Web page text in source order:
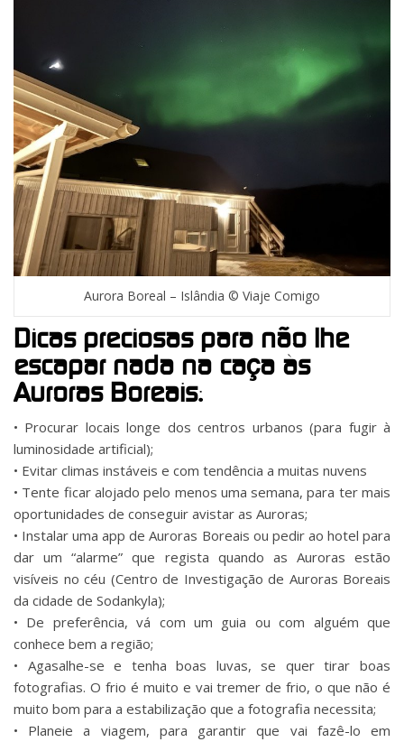
Aurora Boreal – Islândia © Viaje Comigo
Dicas preciosas para não lhe
escapar nada na caça às
Auroras Boreais:
• Procurar locais longe dos centros urbanos (para fugir à
luminosidade artificial);
• Evitar climas instáveis e com tendência a muitas nuvens
• Tente ficar alojado pelo menos uma semana, para ter mais
oportunidades de conseguir avistar as Auroras;
• Instalar uma app de Auroras Boreais ou pedir ao hotel para
dar um “alarme” que regista quando as Auroras estão
visíveis no céu (Centro de Investigação de Auroras Boreais
da cidade de Sodankyla);
• De preferência, vá com um guia ou com alguém que
conhece bem a região;
• Agasalhe-se e tenha boas luvas, se quer tirar boas
fotografias. O frio é muito e vai tremer de frio, o que não é
muito bom para a estabilização que a fotografia necessita;
• Planeie a viagem, para garantir que vai fazê-lo em